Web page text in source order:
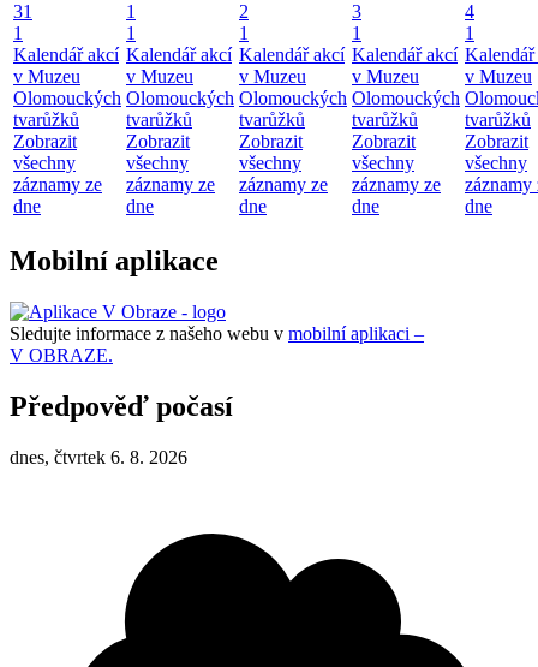
31
1
Kalendář akcí
v Muzeu
Olomouckých
tvarůžků
Zobrazit
všechny
záznamy ze
dne
1
1
Kalendář akcí
v Muzeu
Olomouckých
tvarůžků
Zobrazit
všechny
záznamy ze
dne
2
1
Kalendář akcí
v Muzeu
Olomouckých
tvarůžků
Zobrazit
všechny
záznamy ze
dne
3
1
Kalendář akcí
v Muzeu
Olomouckých
tvarůžků
Zobrazit
všechny
záznamy ze
dne
4
1
v Muzeu
tvarůžků
Zobrazit
všechny
záznamy
dne
Mobilní aplikace
Sledujte informace z našeho webu v mobilní aplikaci –
V OBRAZE.
Předpověď počasí
dnes, čtvrtek 6. 8. 2026